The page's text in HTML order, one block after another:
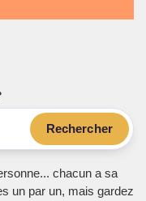
Rechercher
chacun a sa
un par un, mais gardez